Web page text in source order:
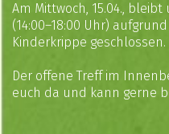
Am Mittwoch, 15.04.,
(14:00–18:00 Uhr)
Kinderkrippe geschlossen.
Der offene Treff im
euch da und kann gerne